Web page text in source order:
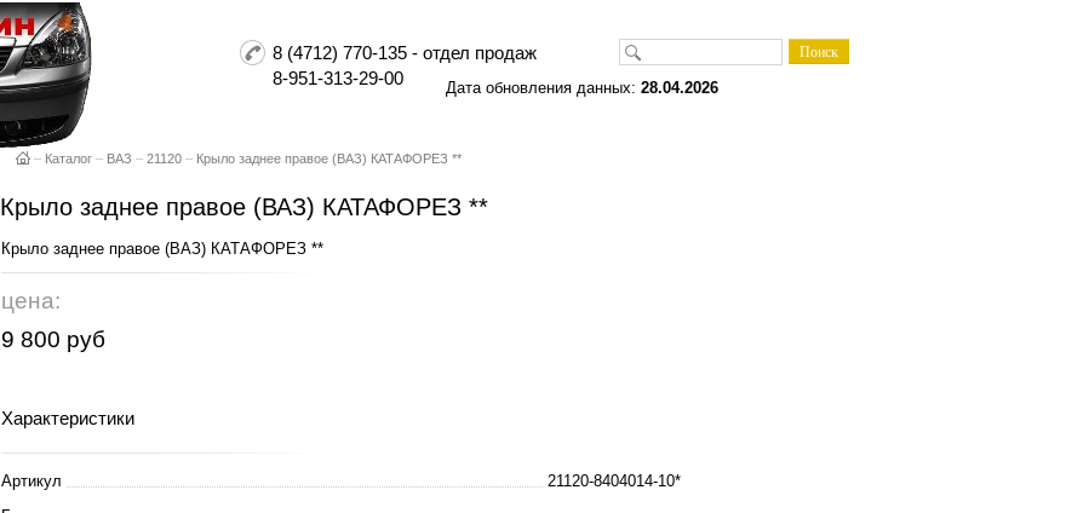
8 (4712) 770-135 - отдел продаж
8-951-313-29-00
Дата обновления данных: 28.04.2026
– Каталог – ВАЗ – 21120 – Крыло заднее правое (ВАЗ) КАТАФОРЕЗ **
Крыло заднее правое (ВАЗ) КАТАФОРЕЗ **
Крыло заднее правое (ВАЗ) КАТАФОРЕЗ **
цена:
9 800 руб
Характеристики
Артикул
21120-8404014-10*